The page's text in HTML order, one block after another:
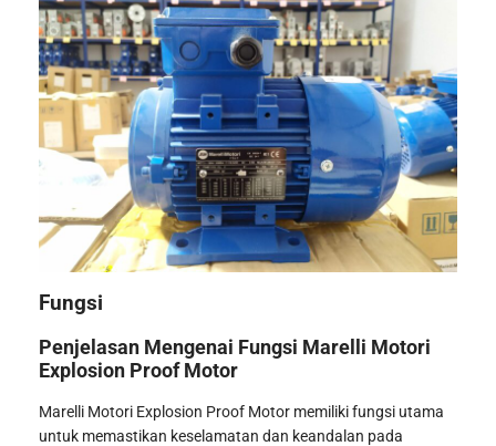
Fungsi
Penjelasan Mengenai Fungsi Marelli Motori
Explosion Proof Motor
Marelli Motori Explosion Proof Motor memiliki fungsi utama
untuk memastikan keselamatan dan keandalan pada